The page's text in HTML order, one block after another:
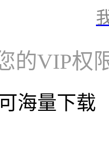
的VIP权
海量下载